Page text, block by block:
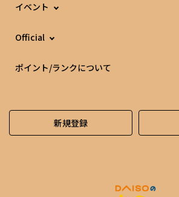
イベント
Official
ポイント/ランクについて
新規登録